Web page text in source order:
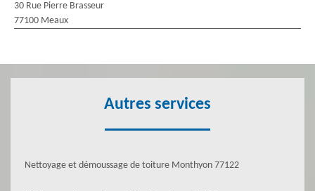
30 Rue Pierre Brasseur
77100 Meaux
Autres services
Nettoyage et démoussage de toiture Monthyon 77122